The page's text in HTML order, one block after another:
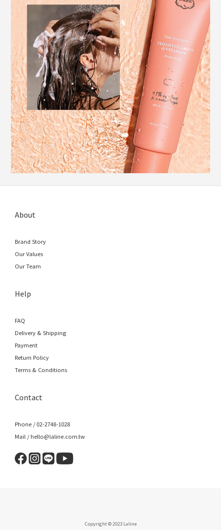
About
Brand Story
Our Values
Our Team
Help
FAQ
Delivery & Shipping
Payment
Return Policy
Terms & Conditions
Contact
Phone / 02-2748-1028
Mail / hello@laline.com.tw
Copyright © 2023 Laline